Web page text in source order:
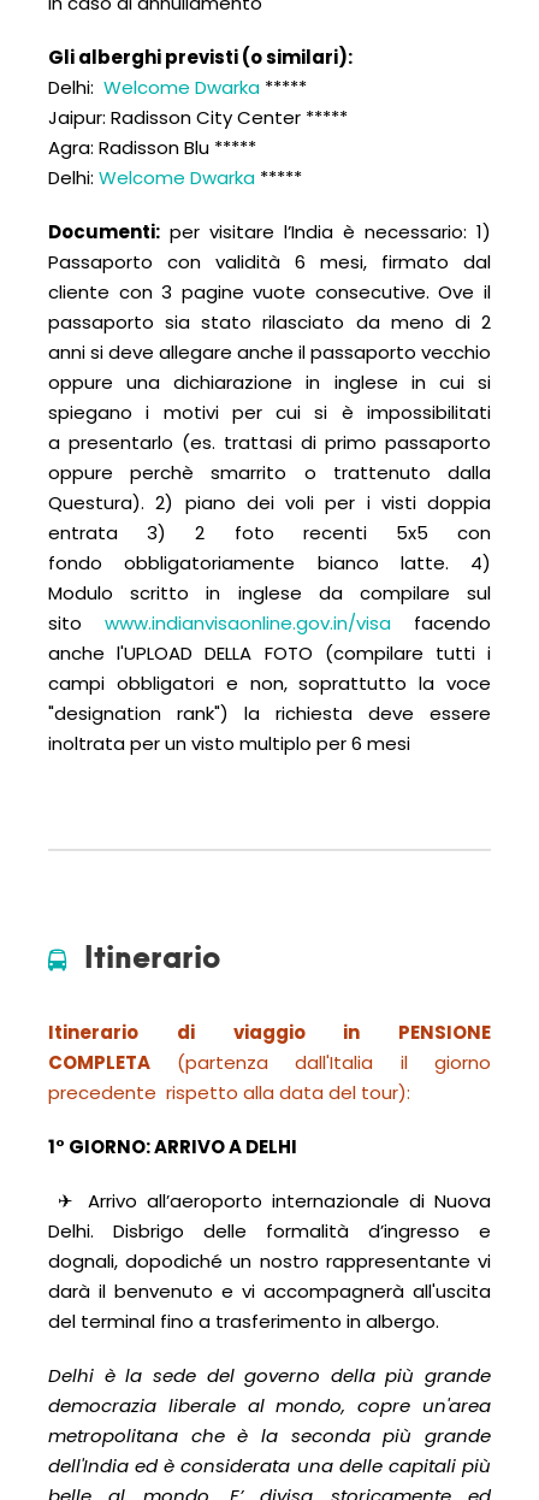
Gli alberghi previsti (o similari):
Delhi: Welcome Dwarka *****
Jaipur: Radisson City Center *****
Agra: Radisson Blu *****
Delhi: Welcome Dwarka *****
Documenti: per visitare l’India è necessario: 1)
Passaporto con validità 6 mesi, firmato dal
cliente con 3 pagine vuote consecutive. Ove il
passaporto sia stato rilasciato da meno di 2
anni si deve allegare anche il passaporto vecchio
oppure una dichiarazione in inglese in cui si
spiegano i motivi per cui si è impossibilitati
a presentarlo (es. trattasi di primo passaporto
oppure perchè smarrito o trattenuto dalla
Questura). 2) piano dei voli per i visti doppia
entrata 3) 2 foto recenti 5x5 con
fondo obbligatoriamente bianco latte. 4)
Modulo scritto in inglese da compilare sul
sito www.indianvisaonline.gov.in/visa facendo
anche l'UPLOAD DELLA FOTO (compilare tutti i
campi obbligatori e non, soprattutto la voce
"designation rank") la richiesta deve essere
inoltrata per un visto multiplo per 6 mesi
Itinerario
Itinerario di viaggio in PENSIONE
COMPLETA (partenza dall'Italia il giorno
precedente rispetto alla data del tour):
1° GIORNO: ARRIVO A DELHI
✈ Arrivo all’aeroporto internazionale di Nuova
Delhi. Disbrigo delle formalità d’ingresso e
dognali, dopodiché un nostro rappresentante vi
darà il benvenuto e vi accompagnerà all'uscita
del terminal fino a trasferimento in albergo.
Delhi è la sede del governo della più grande
democrazia liberale al mondo, copre un'area
metropolitana che è la seconda più grande
dell'India ed è considerata una delle capitali più